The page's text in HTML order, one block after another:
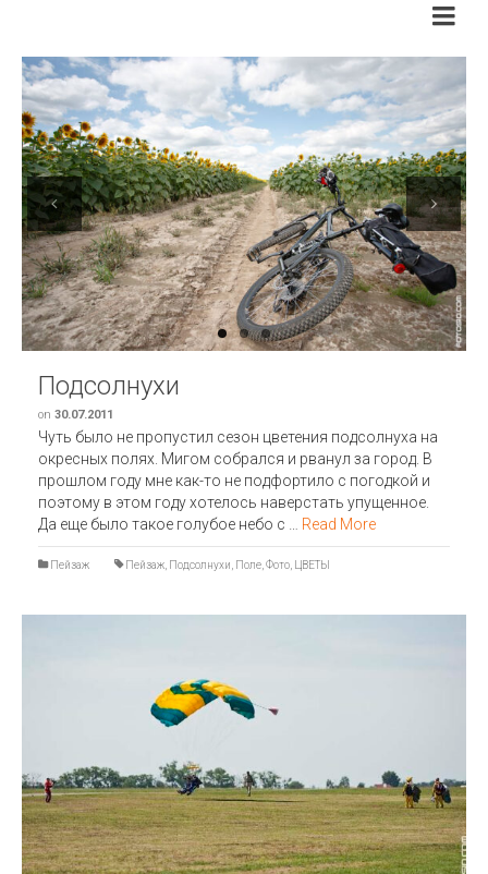
Previous Next
Подсолнухи
on 30.07.2011
Чуть было не пропустил сезон цветения подсолнуха на
окресных полях. Мигом собрался и рванул за город. В
прошлом году мне как-то не подфортило с погодкой и
поэтому в этом году хотелось наверстать упущенное.
Да еще было такое голубое небо с … Read More
Пейзаж Пейзаж Подсолнухи Поле Фото ЦВЕТЫ